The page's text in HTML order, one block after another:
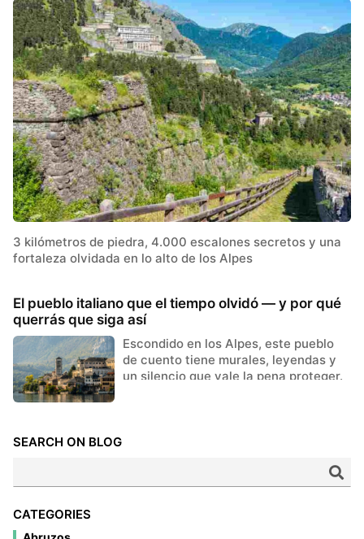
3 kilómetros de piedra, 4.000 escalones secretos y una
fortaleza olvidada en lo alto de los Alpes
El pueblo italiano que el tiempo olvidó — y por qué
querrás que siga así
Escondido en los Alpes, este pueblo
de cuento tiene murales, leyendas y
un silencio que vale la pena proteger.
SEARCH ON BLOG
CATEGORIES